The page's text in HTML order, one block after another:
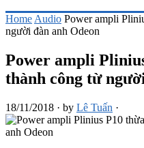
Home Audio Power ampli
người đàn anh Odeon
Power ampli
thành công từ
18/11/2018 · by Lê Tuấn ·